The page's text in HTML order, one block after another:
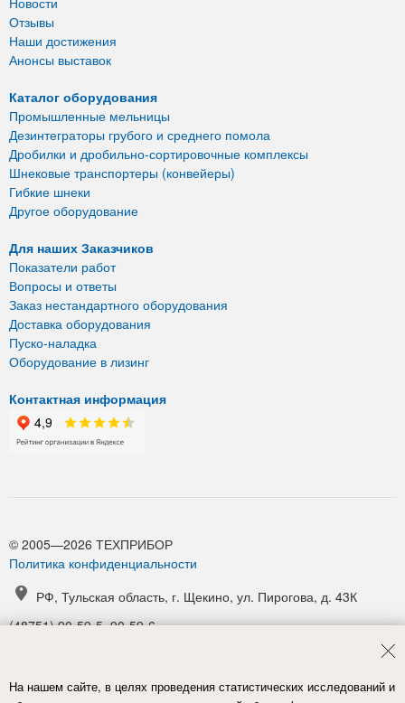
Отзывы
Наши достижения
Анонсы выставок
Каталог оборудования
Промышленные мельницы
Дезинтеграторы грубого и среднего помола
Дробилки и дробильно-сортировочные комплексы
Шнековые транспортеры (конвейеры)
Гибкие шнеки
Другое оборудование
Для наших Заказчиков
Показатели работ
Вопросы и ответы
Заказ нестандартного оборудования
Доставка оборудования
Пуско-наладка
Оборудование в лизинг
Контактная информация
© 2005—2026 ТЕХПРИБОР
Политика конфиденциальности
РФ, Тульская область, г. Щекино, ул. Пирогова, д. 43К
(48751) 90-59-5, 90-59-6
На нашем сайте, в целях проведения статистических исследований и